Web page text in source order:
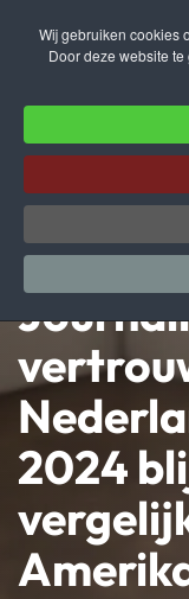
Wij gebruiken cookies
Door deze website
Terug naar
2024